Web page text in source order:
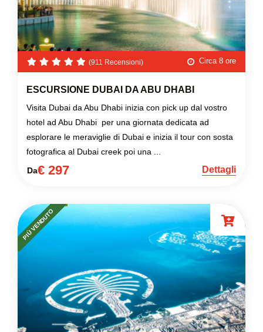
(911 Recensioni) Circa 8 ore
ESCURSIONE DUBAI DA ABU DHABI
Visita Dubai da Abu Dhabi inizia con pick up dal vostro
hotel ad Abu Dhabi per una giornata dedicata ad
esplorare le meraviglie di Dubai e inizia il tour con sosta
fotografica al Dubai creek poi una ...
Da€ 297 Dettagli
PIÙ VENDUTO